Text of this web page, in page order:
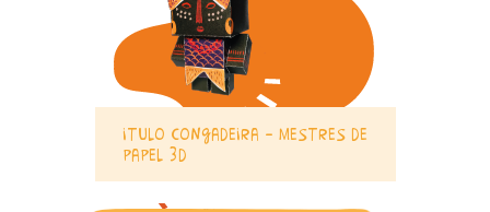
itulo congadeira – mestres de
papel 3d